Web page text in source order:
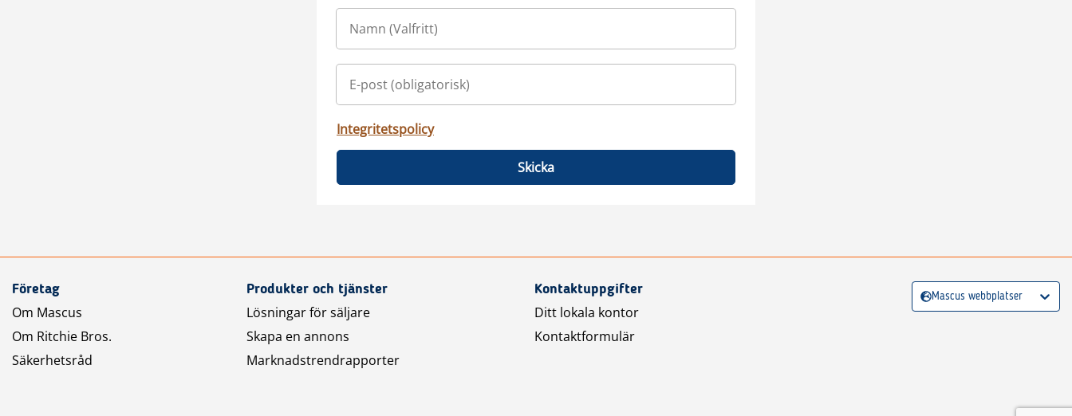
Integritetspolicy
Skicka
Företag
Om Mascus
Om Ritchie Bros.
Säkerhetsråd
Produkter och tjänster
Lösningar för säljare
Skapa en annons
Marknadstrendrapporter
Kontaktuppgifter
Ditt lokala kontor
Kontaktformulär
Mascus webbplatser